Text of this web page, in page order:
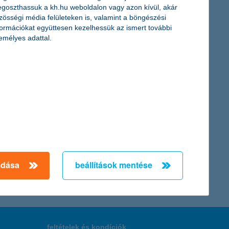
a zéró kamatpolitika. Ez egyúttal a csökkenő
feltételek és kondíciók
a kh.hu weboldalon vagy azon kívül, akár
média felületeken is, valamint a böngészési
együttesen kezelhessük az ismert további
adattal.
beállítások mentése